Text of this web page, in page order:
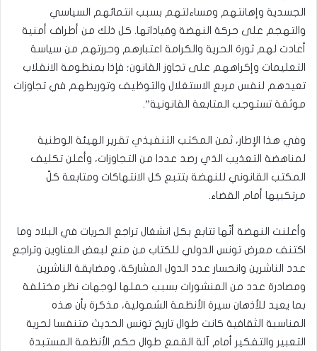
الجسدية وإهانتهم ومساءلتهم بسبب انتمائهم السياسي
والتهجم على حركة النهضة وقياداتها. كل ذلك من أطراف أمنية
أعادت لهم ثورة الحرية والكرامة اعتبارهم وحررتهم من سياسة
التعليمات وإكراههم على تجاوز القانون؛ فإذا بمنظومة الانقلاب
تعيدهم لنفس مربع الاستغلال والتوظيف وتوريطهم في تجاوزات
موثقة تستوجب المتابعة القانونية”.
وفي هذا الإطار، ثمن المكتب التنفيذي تقرير الهيئة الوطنية
لمناهضة التعذيب الذي رصد عددا من التجاوزات، وأعلن تكليف
المكتب القانوني للنهضة بتتبع كل الانتهاكات ومتابعة كلّ
مرتكبيها أمام القضاء.
وأعلنت النهضة أنّها تتابع بكل انشغال تراجع الحريات في البلاد وما
اكتنف معرض تونس الدولي للكتاب من منع لبعض العناوين وتراجع
عدد الناشرين وانحسار عدد الدول المشاركة، ومضايقة الناشرين
ومصادرة عدد من المنشورات بسبب حملها لوجهات نظر مختلفة
بما يعيد للأذهان سيرة الأنظمة الشمولية، مذكرة بأن هذه
المناسبة الثقافية كانت طوال تاريخ تونس الحديث متنفسا لحرية
التعبير والتفكير أمام آلة القمع طوال حكم الأنظمة المستبدة